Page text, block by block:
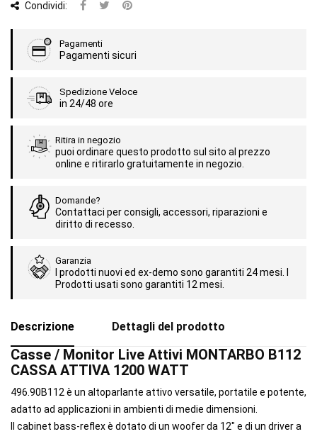
Condividi:
Pagamenti
Pagamenti sicuri
Spedizione Veloce
in 24/48 ore
Ritira in negozio
puoi ordinare questo prodotto sul sito al prezzo
online e ritirarlo gratuitamente in negozio.
Domande?
Contattaci per consigli, accessori, riparazioni e
diritto di recesso.
Garanzia
I prodotti nuovi ed ex-demo sono garantiti 24 mesi. I
Prodotti usati sono garantiti 12 mesi.
Descrizione Dettagli del prodotto
Casse / Monitor Live Attivi MONTARBO B112
CASSA ATTIVA 1200 WATT
496.90B112 è un altoparlante attivo versatile, portatile e potente,
adatto ad applicazioni in ambienti di medie dimensioni.
Il cabinet bass-reflex è dotato di un woofer da 12" e di un driver a